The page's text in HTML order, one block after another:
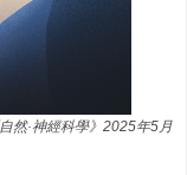
然·神經科學》2025年5月